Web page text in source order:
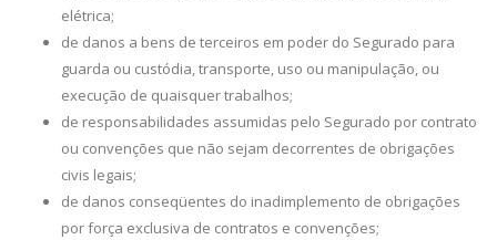
elétrica;
de danos a bens de terceiros em poder do Segurado para
guarda ou custódia, transporte, uso ou manipulação, ou
execução de quaisquer trabalhos;
de responsabilidades assumidas pelo Segurado por contrato
ou convenções que não sejam decorrentes de obrigações
civis legais;
de danos conseqüentes do inadimplemento de obrigações
por força exclusiva de contratos e convenções;